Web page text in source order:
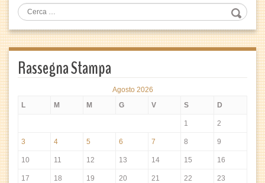
Rassegna Stampa
Agosto 2026
L
M M G V S D
1 2
3 4 5 6 7 8 9
10 11 12 13 14 15 16
17 18 19 20 21 22 23